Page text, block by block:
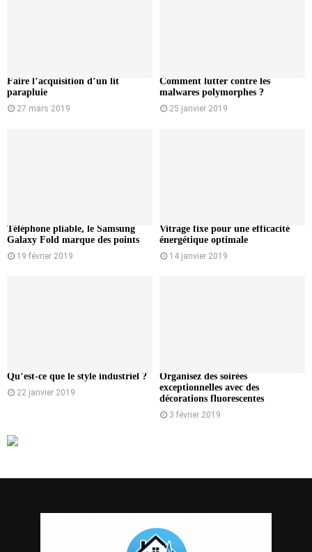
Faire l’acquisition d’un lit
parapluie
27 mars 2019
Comment lutter contre les
malwares polymorphes ?
25 janvier 2019
Téléphone pliable, le Samsung
Galaxy Fold marque des points
19 février 2019
Vitrage fixe pour une efficacité
énergétique optimale
14 janvier 2019
Qu’est-ce que le style industriel ?
22 janvier 2019
Organisez des soirées
exceptionnelles avec des
décorations fluorescentes
3 février 2019